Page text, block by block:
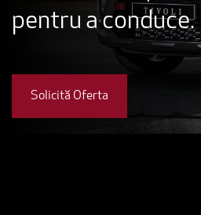
pentru a conduce.
Solicită Oferta